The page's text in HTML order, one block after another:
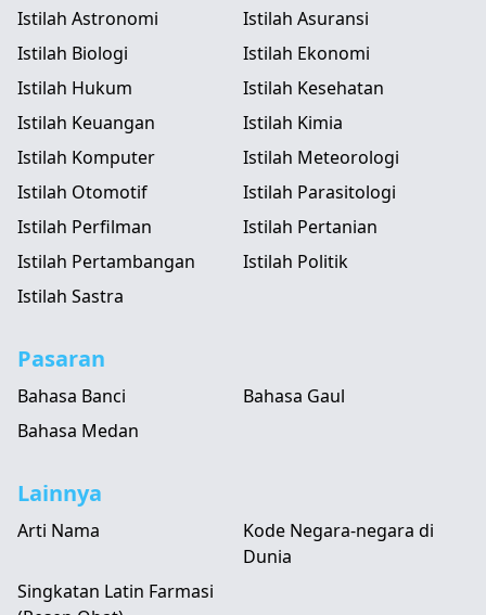
Istilah Astronomi
Istilah Asuransi
Istilah Biologi
Istilah Ekonomi
Istilah Hukum
Istilah Kesehatan
Istilah Keuangan
Istilah Kimia
Istilah Komputer
Istilah Meteorologi
Istilah Otomotif
Istilah Parasitologi
Istilah Perfilman
Istilah Pertanian
Istilah Pertambangan
Istilah Politik
Istilah Sastra
Pasaran
Bahasa Banci
Bahasa Gaul
Bahasa Medan
Lainnya
Arti Nama
Kode Negara-negara di
Dunia
Singkatan Latin Farmasi